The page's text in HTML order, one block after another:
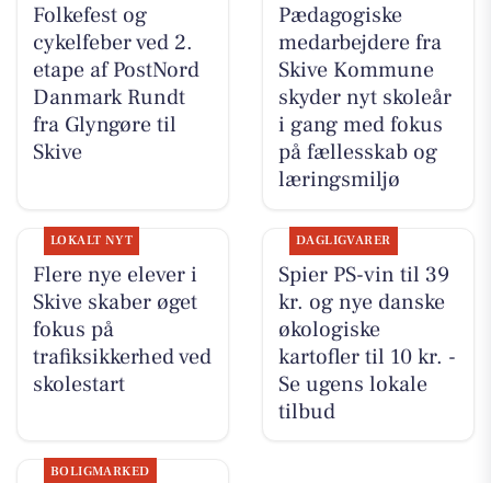
Folkefest og
cykelfeber ved 2.
etape af PostNord
Danmark Rundt
fra Glyngøre til
Skive
Pædagogiske
medarbejdere fra
Skive Kommune
skyder nyt skoleår
i gang med fokus
på fællesskab og
læringsmiljø
LOKALT NYT
Flere nye elever i
Skive skaber øget
fokus på
trafiksikkerhed ved
skolestart
DAGLIGVARER
Spier PS-vin til 39
kr. og nye danske
økologiske
kartofler til 10 kr. -
Se ugens lokale
tilbud
BOLIGMARKED